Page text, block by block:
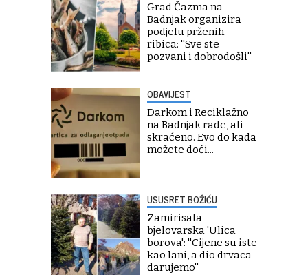
Grad Čazma na
Badnjak organizira
podjelu prženih
ribica: ''Sve ste
pozvani i dobrodošli''
OBAVIJEST
Darkom i Reciklažno
na Badnjak rade, ali
skraćeno. Evo do kada
možete doći...
USUSRET BOŽIĆU
Zamirisala
bjelovarska 'Ulica
borova': ''Cijene su iste
kao lani, a dio drvaca
darujemo''